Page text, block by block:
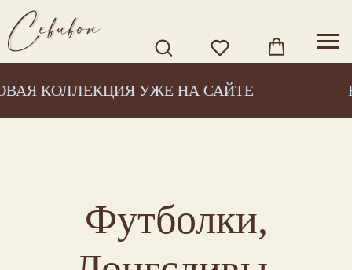
КОЛЛЕКЦИЯ УЖЕ НА САЙТЕ
Футболки,